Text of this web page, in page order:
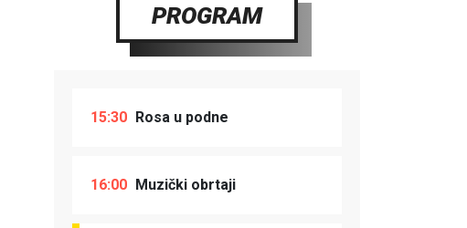
PROGRAM
15:30 Rosa u podne
16:00 Muzički obrtaji